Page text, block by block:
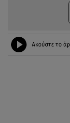
Ακούστε το